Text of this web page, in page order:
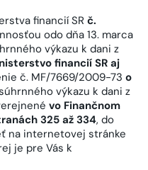
financií SR č.
odo dňa 13. marca
výkazu k dani z
financií SR aj
č. MF/7669/2009-73 o
výkazu k dani z
vo Finančnom
325 až 334, do
na internetovej stránke
je pre Vás k